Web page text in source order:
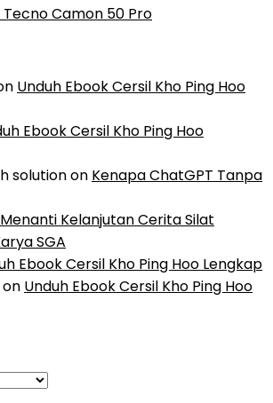
Tecno Camon 50 Pro
Unduh Ebook Cersil Kho Ping Hoo
Ebook Cersil Kho Ping Hoo
solutionon Kenapa ChatGPT Tanpa
Menanti Kelanjutan Cerita Silat
SGA
Ebook Cersil Kho Ping Hoo Lengkap
on Unduh Ebook Cersil Kho Ping Hoo